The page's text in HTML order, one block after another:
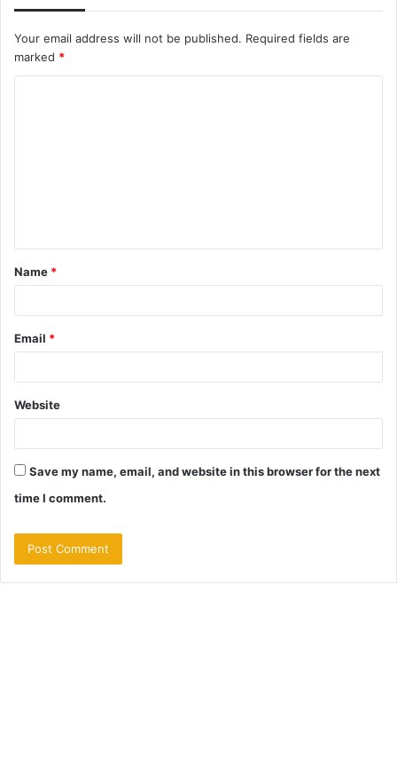
Your email address will not be published. Required fields are
marked *
t
*
Name *
Email *
Website
Save my name, email, and website in this browser for the next
time I comment.